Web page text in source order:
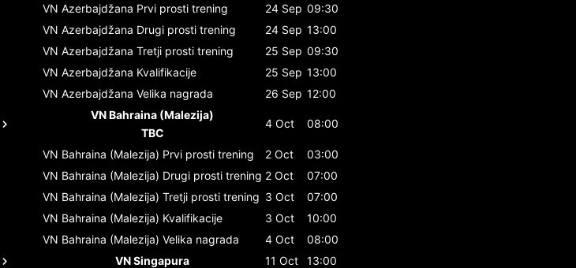
VN Azerbajdžana Prvi prosti trening 24 Sep 09:30
VN Azerbajdžana Drugi prosti trening 24 Sep 13:00
VN Azerbajdžana Tretji prosti trening 25 Sep 09:30
VN Azerbajdžana Kvalifikacije 25 Sep 13:00
VN Azerbajdžana Velika nagrada 26 Sep 12:00
VN Bahraina (Malezija)
TBC
4 Oct 08:00
VN Bahraina (Malezija) Prvi prosti trening 2 Oct
03:00
VN Bahraina (Malezija) Drugi prosti trening 2 Oct
07:00
VN Bahraina (Malezija) Tretji prosti trening 3 Oct
07:00
VN Bahraina (Malezija) Kvalifikacije 3 Oct
10:00
VN Bahraina (Malezija) Velika nagrada 4 Oct
08:00
VN Singapura
11 Oct
13:00